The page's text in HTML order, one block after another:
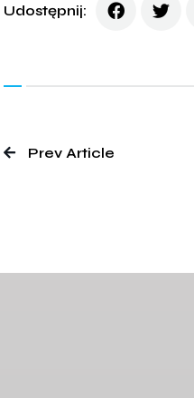
Udostępnij:
Prev Article